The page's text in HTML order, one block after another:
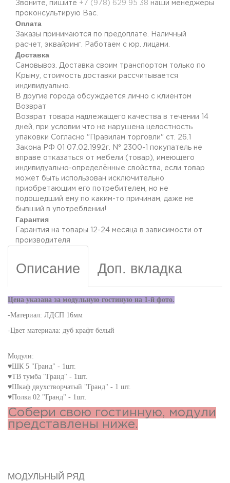
Звоните, пишите +7 (978) 629 95 38 наши менеджеры
проконсультирую Вас.
Оплата
Заказы принимаются по предоплате. Наличный
расчет, эквайринг. Работаем с юр. лицами.
Доставка
Самовывоз. Доставка своим транспортом только по
Крыму, стоимость доставки рассчитывается
индивидуально.
В другие города обсуждается лично с клиентом
Возврат
Возврат товара надлежащего качества в течении 14
дней, при условии что не нарушена целостность
упаковки Согласно "Правилам торговли" ст. 26.1
Закона РФ 01 07.02.1992г. N° 2300-1 покупатель не
вправе отказаться от мебели (товар), имеющего
индивидуально-определённые свойства, если товар
может быть использован исключительно
приобретающим его потребителем, но не
подошедший eмy по каким-то причинам, даже не
бывший в употреблении!
Гарантия
Гарантия на товары 12-24 месяца в зависимости от
производителя
Описание Доп. вкладка
Цена указана за модульную гостиную на 1-й фото.
-Материал: ЛДСП 16мм
-Цвет материала: дуб крафт белый
Модули:
♥ШК 5 "Гранд" - 1шт.
♥ТВ тумба "Гранд" - 1шт.
♥Шкаф двухстворчатый "Гранд" - 1 шт.
♥Полка 02 "Гранд" - 1шт.
Собери свою гостинную, модули
представлены ниже.
МОДУЛЬНЫЙ РЯД